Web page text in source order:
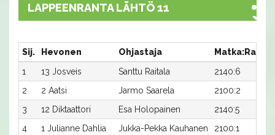
LAPPEENRANTA LÄHTÖ 11
Sij. Hevonen Ohjastaja Matka:Rata
1
13 Josveis Santtu Raitala 2140:6
2
2 Aatsi Jarmo Saarela 2100:2
3
12 Diktaattori Esa Holopainen 2140:5
4
1 Julianne Dahlia Jukka-Pekka Kauhanen 2100:1